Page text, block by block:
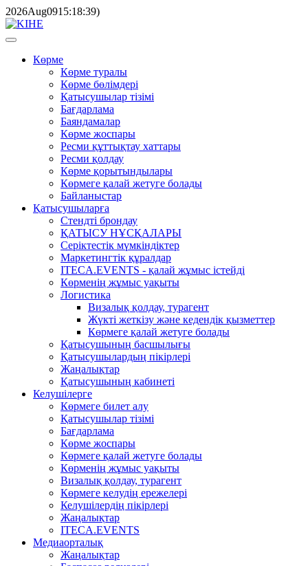
2026Aug0915:18:39)
Көрме
Көрме туралы
Көрме бөлімдері
Қатысушылар тізімі
Бағдарлама
Баяндамалар
Көрме жоспары
Ресми құттықтау хаттары
Ресми қолдау
Көрме қорытындылары
Көрмеге қалай жетуге болады
Байланыстар
Қатысушыларға
Стендті брондау
ҚАТЫСУ НҰСҚАЛАРЫ
Серіктестік мүмкіндіктер
Маркетингтік құралдар
ITECA.EVENTS - қалай жұмыс істейді
Көрменің жұмыс уақыты
Логистика
Визалық қолдау, турагент
Жүкті жеткізу және кедендік қызметтер
Көрмеге қалай жетуге болады
Қатысушының басшылығы
Қатысушылардың пікірлері
Жаңалықтар
Қатысушының кабинеті
Келушілерге
Көрмеге билет алу
Қатысушылар тізімі
Бағдарлама
Көрме жоспары
Көрмеге қалай жетуге болады
Көрменің жұмыс уақыты
Визалық қолдау, турагент
Көрмеге келудің ережелері
Келушілердің пікірлері
Жаңалықтар
ITECA.EVENTS
Медиаорталық
Жаңалықтар